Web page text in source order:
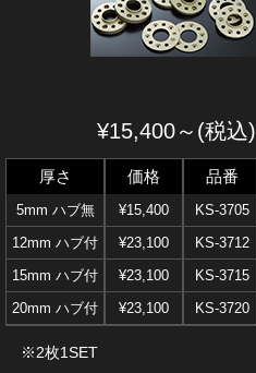
¥15,400～(税込)
厚さ
5mm ハブ無
12mm ハブ付
15mm ハブ付
20mm ハブ付
価格
¥15,400
¥23,100
¥23,100
¥23,100
品番
KS-3705
KS-3712
KS-3715
KS-3720
※2枚1SET